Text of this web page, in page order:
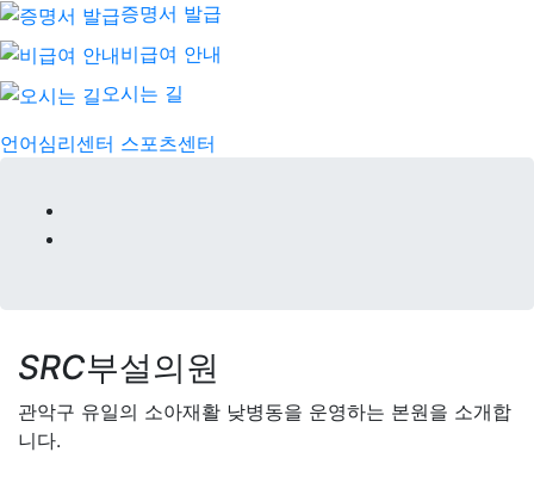
증명서 발급
비급여 안내
오시는 길
언어심리센터 스포츠센터
SRC부설의원
관악구 유일의 소아재활 낮병동을 운영하는 본원을 소개합
니다.